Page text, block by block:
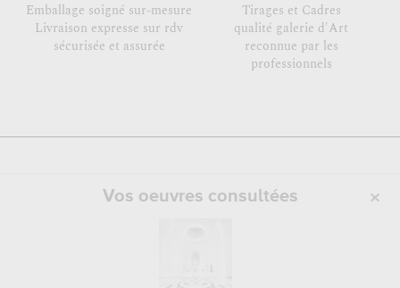
Emballage soigné sur-mesure
Livraison expresse sur rdv
sécurisée et assurée
Tirages et Cadres
qualité galerie d'Art
reconnue par les
professionnels
Vos oeuvres consultées